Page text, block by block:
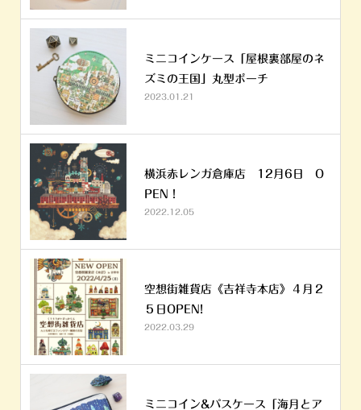
ミニコインケース「屋根裏部屋のネ
ズミの王国」丸型ポーチ
2023.01.21
横浜赤レンガ倉庫店 12月6日 O
PEN！
2022.12.05
空想街雑貨店《吉祥寺本店》４月２
５日OPEN!
2022.03.29
ミニコイン&パスケース「海月とア